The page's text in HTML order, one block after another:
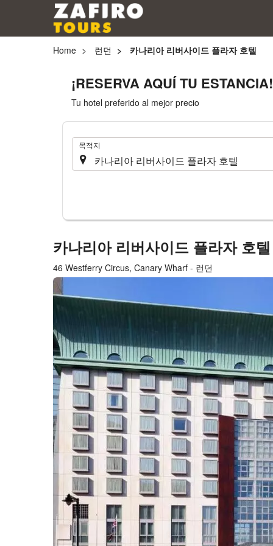
Home 런던 카나리아 리버사이드 플라자 호텔
¡RESERVA AQUÍ TU ESTANCIA!
Tu hotel preferido al mejor precio
. 목적지
카나리아 리버사이드 플라자 호텔
46 Westferry Circus, Canary Wharf - 런던